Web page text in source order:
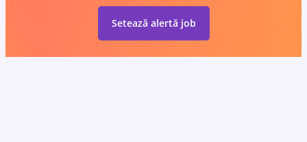
Setează alertă job